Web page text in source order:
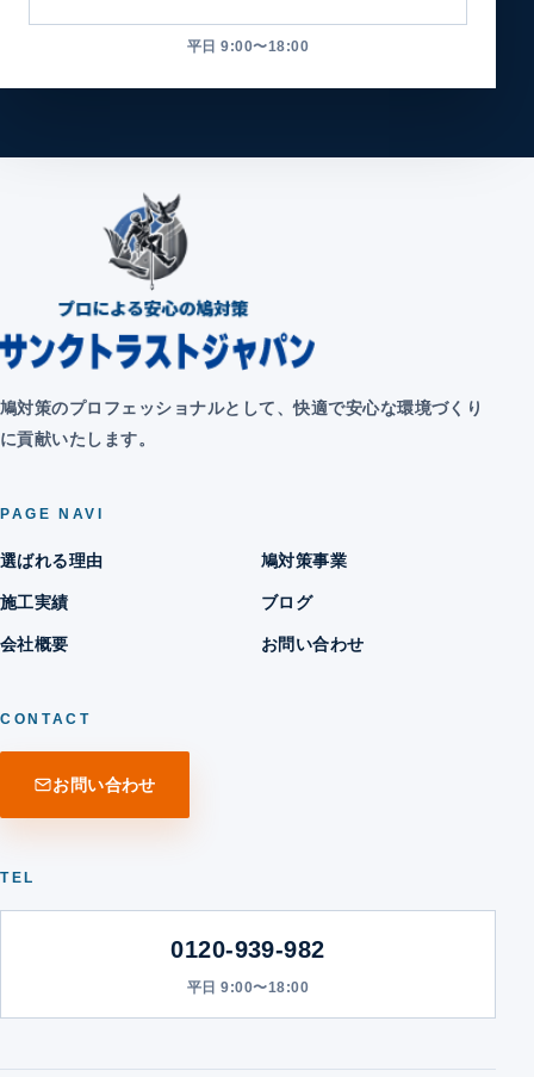
平日 9:00〜18:00
鳩対策のプロフェッショナルとして、快適で安心な環境づくり
に貢献いたします。
PAGE NAVI
選ばれる理由 鳩対策事業
施工実績 ブログ
会社概要 お問い合わせ
CONTACT
お問い合わせ
TEL
0120-939-982
平日 9:00〜18:00